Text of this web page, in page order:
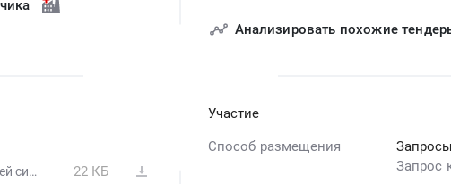
Анализировать похожие
Электронный документ, полученный из внешней системы.pdf
22 КБ
Участие
Способ размещения
Запрос